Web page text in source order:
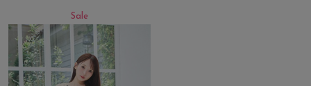
Sale